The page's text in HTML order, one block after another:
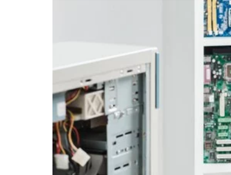
11 listopada
Psychologia
barwy
Odkryj, jak
skuteczność
wybory
kolory
uwagę w